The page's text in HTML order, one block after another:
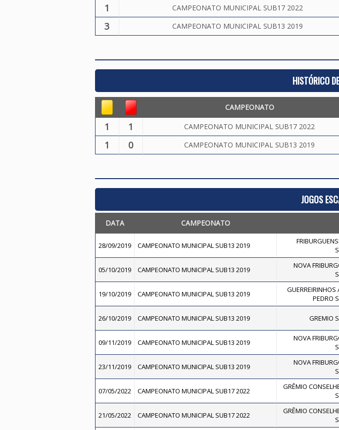
1 CAMPEONATO MUNICIPAL SUB17 2022
3 CAMPEONATO MUNICIPAL SUB13 2019
HISTÓRICO
CAMPEONATO
1 1 CAMPEONATO MUNICIPAL SUB17 2022
1 0 CAMPEONATO MUNICIPAL SUB13 2019
JOGOS
DATA CAMPEONATO
28/09/2019 CAMPEONATO MUNICIPAL SUB13 2019
05/10/2019 CAMPEONATO MUNICIPAL SUB13 2019
NOVA
19/10/2019 CAMPEONATO MUNICIPAL SUB13 2019
GUERREIRINHOS
PEDRO
26/10/2019 CAMPEONATO MUNICIPAL SUB13 2019 GREMIO
09/11/2019 CAMPEONATO MUNICIPAL SUB13 2019
NOVA
23/11/2019 CAMPEONATO MUNICIPAL SUB13 2019
NOVA
07/05/2022 CAMPEONATO MUNICIPAL SUB17 2022
GRÊMIO
21/05/2022 CAMPEONATO MUNICIPAL SUB17 2022
GRÊMIO